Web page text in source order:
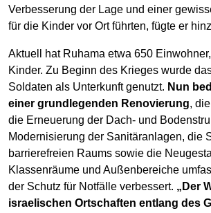
Verbesserung der Lage und einer
für die Kinder vor Ort führten, fügte er
Aktuell hat Ruhama etwa 650
Kinder. Zu Beginn des Krieges wurde
Soldaten als Unterkunft genutzt. Nun
einer grundlegenden Renovierung,
die Erneuerung der Dach- und
Modernisierung der Sanitäranlagen, die
barrierefreien Raums sowie die
Klassenräume und Außenbereiche
der Schutz für Notfälle verbessert. „Der
israelischen Ortschaften entlang des